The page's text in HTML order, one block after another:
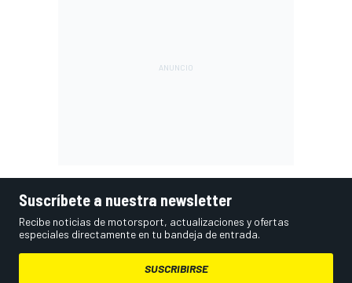
Suscríbete a nuestra newsletter
Recibe noticias de motorsport, actualizaciones y ofertas
especiales directamente en tu bandeja de entrada.
SUSCRIBIRSE